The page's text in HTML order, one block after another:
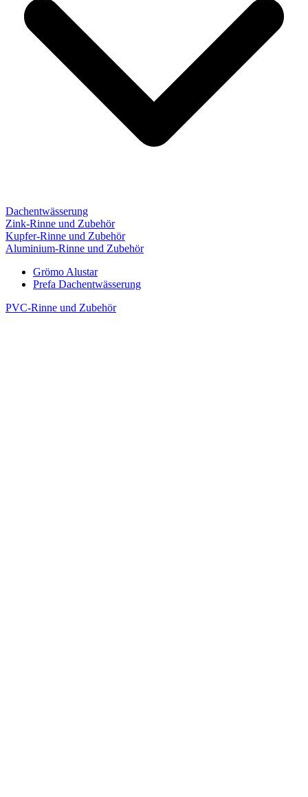
Dachentwässerung
Zink-Rinne und Zubehör
Kupfer-Rinne und Zubehör
Aluminium-Rinne und Zubehör
Grömo Alustar
Prefa Dachentwässerung
PVC-Rinne und Zubehör